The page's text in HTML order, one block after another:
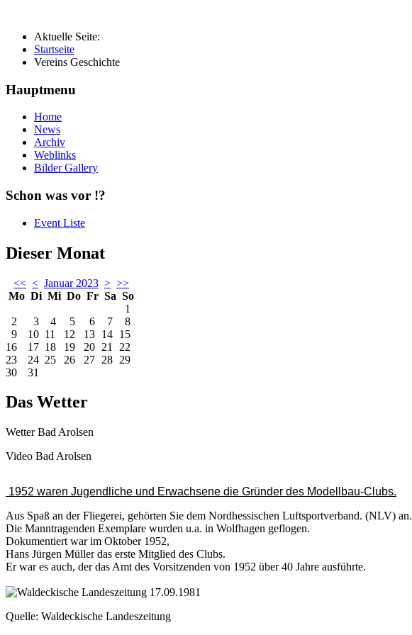
Aktuelle Seite:
Startseite
Vereins Geschichte
Hauptmenu
Home
News
Archiv
Weblinks
Bilder Gallery
Schon was vor !?
Event Liste
Dieser Monat
<< < Januar 2023 > >>
Mo Di Mi Do Fr Sa So
1
2
3 4 5 6 7
8
9
10 11 12 13 14 15
16
17 18 19 20 21
22
23
24 25 26 27 28 29
30
31
Das Wetter
Wetter Bad Arolsen
Video Bad Arolsen
1952 waren Jugendliche und Erwachsene die Gründer des Modellbau-Clubs.
Aus Spaß an der Fliegerei, gehörten Sie dem Nordhessischen Luftsportverband. (NLV) an.
Die Manntragenden Exemplare wurden u.a. in Wolfhagen geflogen.
Dokumentiert war im Oktober 1952,
Hans Jürgen Müller das erste Mitglied des Clubs.
Er war es auch, der das Amt des Vorsitzenden von 1952 über 40 Jahre ausführte.
Quelle: Waldeckische Landeszeitung